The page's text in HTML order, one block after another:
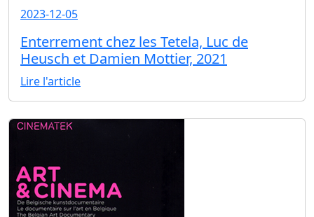
2023-12-05
Enterrement chez les Tetela, Luc de
Heusch et Damien Mottier, 2021
Lire l'article